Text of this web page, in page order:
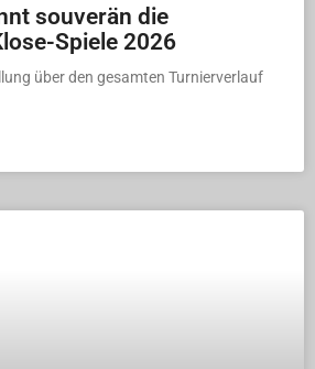
souverän die
Spiele 2026
über den gesamten Turnierverlauf